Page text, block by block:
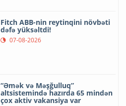
Fitch ABB-nin reytinqini növbəti
dəfə yüksəltdi!
07-08-2026
“Əmək və Məşğulluq”
altsistemində hazırda 65 mindən
çox aktiv vakansiya var